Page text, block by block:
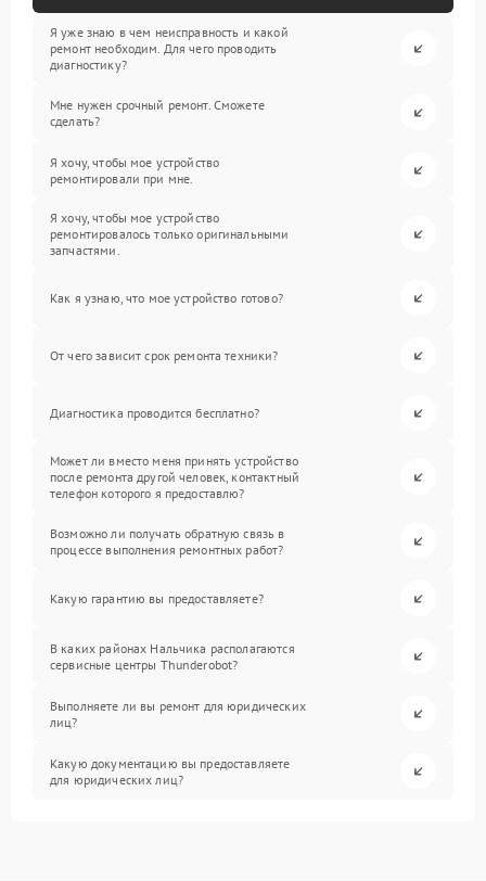
Я уже знаю в чем неисправность и какой
ремонт необходим. Для чего проводить
диагностику?
Мне нужен срочный ремонт. Сможете
сделать?
Я хочу, чтобы мое устройство
ремонтировали при мне.
Я хочу, чтобы мое устройство
ремонтировалось только оригинальными
запчастями.
Как я узнаю, что мое устройство готово?
От чего зависит срок ремонта техники?
Диагностика проводится бесплатно?
Может ли вместо меня принять устройство
после ремонта другой человек, контактный
телефон которого я предоставлю?
Возможно ли получать обратную связь в
процессе выполнения ремонтных работ?
Какую гарантию вы предоставляете?
В каких районах Нальчика располагаются
сервисные центры Thunderobot?
Выполняете ли вы ремонт для юридических
лиц?
Какую документацию вы предоставляете
для юридических лиц?